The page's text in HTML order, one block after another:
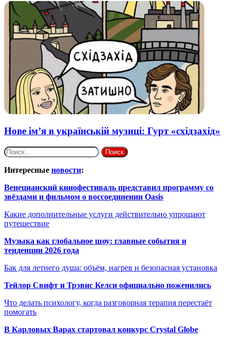
Нове ім’я в українській музиці: Гурт «східзахід»
Найти:
Интересные новости:
Венецианский кинофестиваль представил программу со
звёздами и фильмом о воссоединении Oasis
Какие дополнительные услуги действительно упрощают
путешествие
Музыка как глобальное шоу: главные события и
тенденции 2026 года
Бак для летнего душа: объём, нагрев и безопасная установка
Тейлор Свифт и Трэвис Келси официально поженились
Что делать психологу, когда разговорная терапия перестаёт
помогать
В Карловых Варах стартовал конкурс Crystal Globe